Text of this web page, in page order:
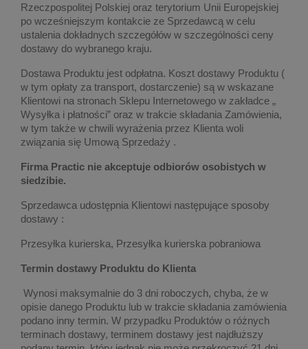
Rzeczpospolitej Polskiej oraz terytorium Unii Europejskiej
po wcześniejszym kontakcie ze Sprzedawcą w celu
ustalenia dokładnych szczegółów w szczególności ceny
dostawy do wybranego kraju.
Dostawa Produktu jest odpłatna. Koszt dostawy Produktu (
w tym opłaty za transport, dostarczenie) są w wskazane
Klientowi na stronach Sklepu Internetowego w zakładce „
Wysyłka i płatności” oraz w trakcie składania Zamówienia,
w tym także w chwili wyrażenia przez Klienta woli
związania się Umową Sprzedaży .
Firma Practic nie akceptuje odbiorów osobistych w
siedzibie.
Sprzedawca udostępnia Klientowi następujące sposoby
dostawy :
Przesyłka kurierska, Przesyłka kurierska pobraniowa
Termin dostawy Produktu do Klienta
Wynosi maksymalnie do 3 dni roboczych, chyba, że w
opisie danego Produktu lub w trakcie składania zamówienia
podano inny termin. W przypadku Produktów o różnych
terminach dostawy, terminem dostawy jest najdłuższy